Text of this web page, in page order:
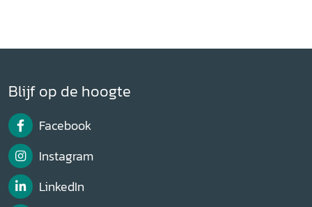
Blijf op de hoogte
Facebook
Instagram
LinkedIn